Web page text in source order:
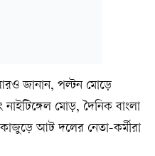
জানান, পল্টন মোড়ে
মোড়, দৈনিক বাংলা
আট দলের নেতা-কর্মীরা